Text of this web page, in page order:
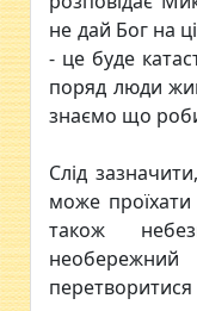
не дай Бог на
- це буде
поряд люди
знаємо що
Слід
може
також